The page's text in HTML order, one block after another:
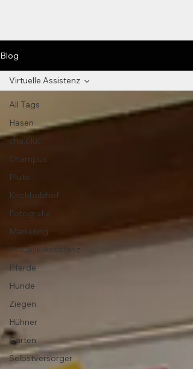
Blog
All Tags
Hasen
cha.plut
Champus
Pluto
Kirchholzhof
Fotografie
Marketing
Virtuelle Assistenz
Pferde
Hunde
Ziegen
Hühner
Garten
Selbstversorger
Virtuelle Assistenz